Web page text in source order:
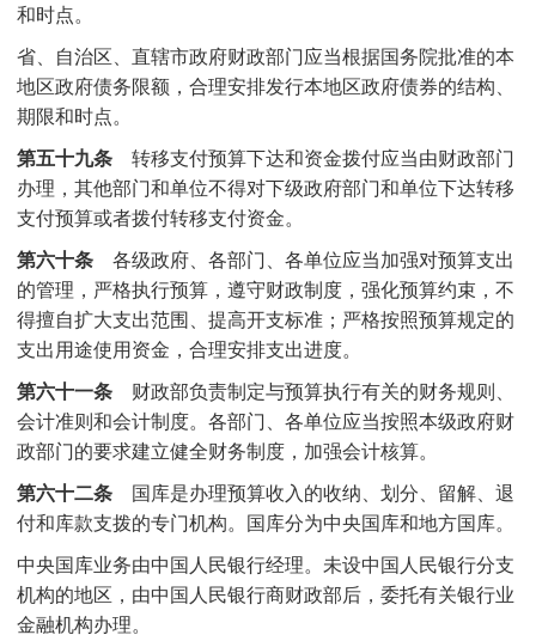
和时点。
省、自治区、直辖市政府财政部门应当根据国务院批准的本
地区政府债务限额，合理安排发行本地区政府债券的结构、
期限和时点。
第五十九条转移支付预算下达和资金拨付应当由财政部门
办理，其他部门和单位不得对下级政府部门和单位下达转移
支付预算或者拨付转移支付资金。
第六十条各级政府、各部门、各单位应当加强对预算支出
的管理，严格执行预算，遵守财政制度，强化预算约束，不
得擅自扩大支出范围、提高开支标准；严格按照预算规定的
支出用途使用资金，合理安排支出进度。
第六十一条 财政部负责制定与预算执行有关的财务规则、
会计准则和会计制度。各部门、各单位应当按照本级政府财
政部门的要求建立健全财务制度，加强会计核算。
第六十二条 国库是办理预算收入的收纳、划分、留解、退
付和库款支拨的专门机构。国库分为中央国库和地方国库。
中央国库业务由中国人民银行经理。未设中国人民银行分支
机构的地区，由中国人民银行商财政部后，委托有关银行业
金融机构办理。